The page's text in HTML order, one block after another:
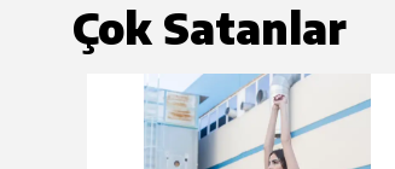
Çok Satanlar